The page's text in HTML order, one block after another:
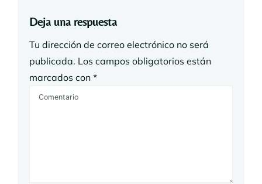
Deja una respuesta
Tu dirección de correo electrónico no será
publicada. Los campos obligatorios están
marcados con *